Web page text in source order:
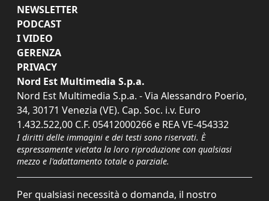
NEWSLETTER
PODCAST
I VIDEO
GERENZA
PRIVACY
Nord Est Multimedia S.p.a.
Nord Est Multimedia S.p.a. - Via Alessandro Poerio,
34, 30171 Venezia (VE). Cap. Soc. i.v. Euro
1.432.522,00 C.F. 05412000266 e REA VE-454332
I diritti delle immagini e dei testi sono riservati. È
espressamente vietata la loro riproduzione con qualsiasi
mezzo e l'adattamento totale o parziale.
Per qualsiasi necessità o domanda, il nostro